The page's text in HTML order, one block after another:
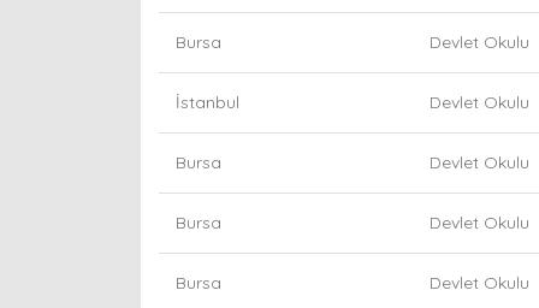
Bursa Devlet Okulu
İstanbul Devlet Okulu
Bursa Devlet Okulu
Bursa Devlet Okulu
Bursa Devlet Okulu